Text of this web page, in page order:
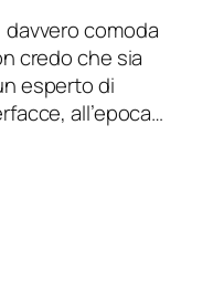
comoda
credo che sia
esperto di
all’epoca…